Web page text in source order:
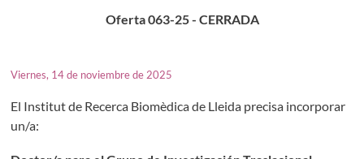
Oferta 063-25 - CERRADA
Viernes, 14 de noviembre de 2025
El Institut de Recerca Biomèdica de Lleida precisa incorporar
un/a: